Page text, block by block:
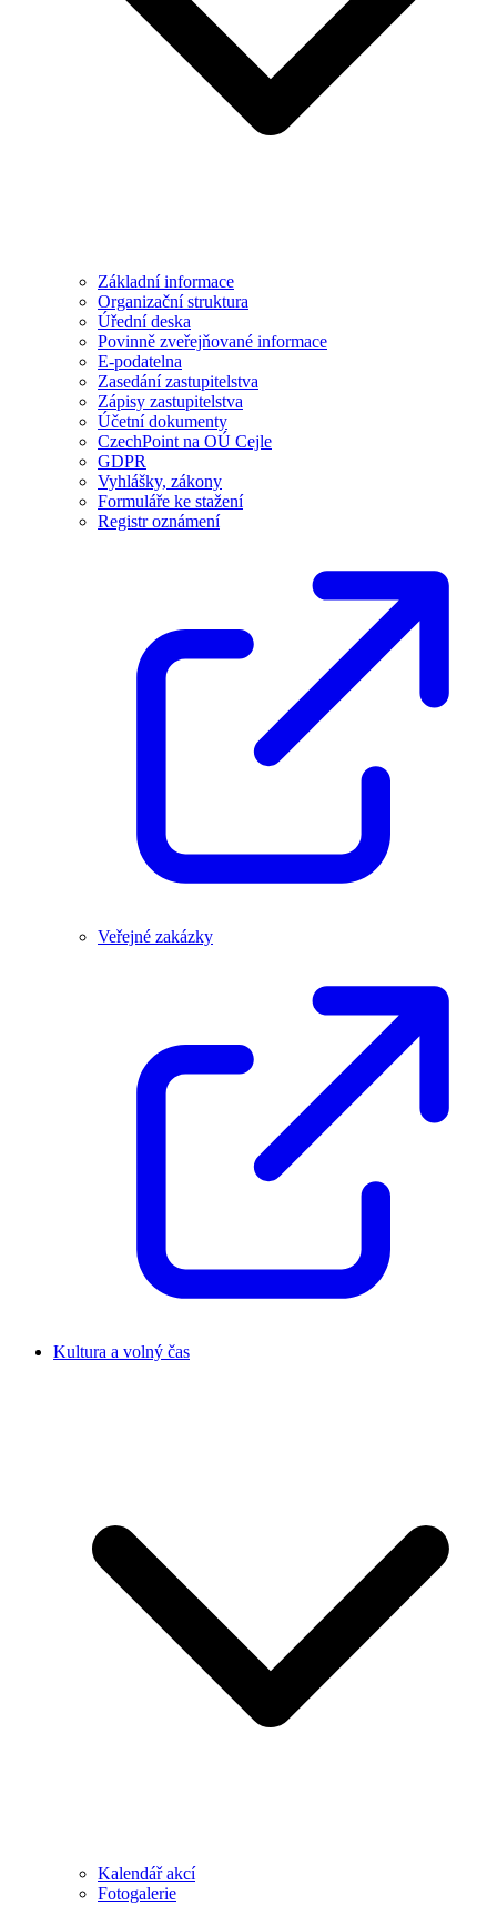
Základní informace
Organizační struktura
Úřední deska
Povinně zveřejňované informace
E-podatelna
Zasedání zastupitelstva
Zápisy zastupitelstva
Účetní dokumenty
CzechPoint na OÚ Cejle
GDPR
Vyhlášky, zákony
Formuláře ke stažení
Registr oznámení
Veřejné zakázky
Kultura a volný čas
Kalendář akcí
Fotogalerie